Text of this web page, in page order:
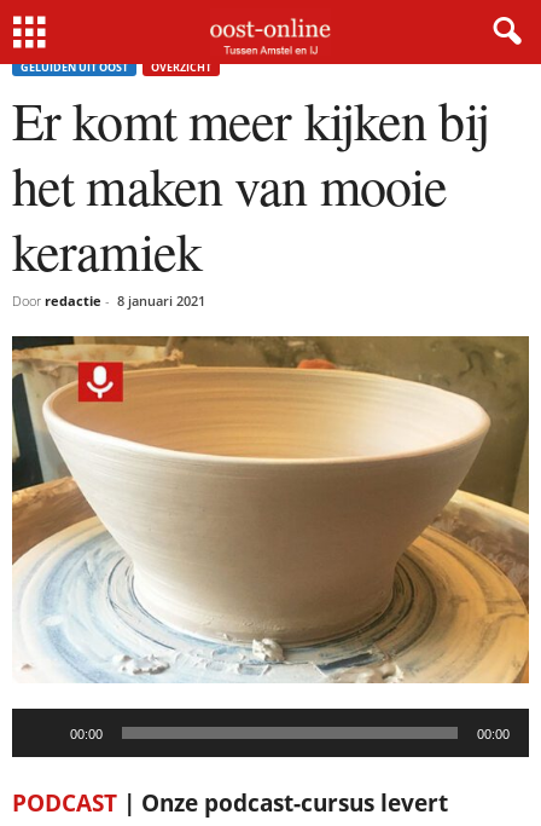
Home Er komt meer kijken bij het maken van mooie keramiek
GELUIDEN UIT OOST OVERZICHT
Er komt meer kijken bij
het maken van mooie
keramiek
Door redactie - 8 januari 2021
00:00 00:00
PODCAST | Onze podcast-cursus levert